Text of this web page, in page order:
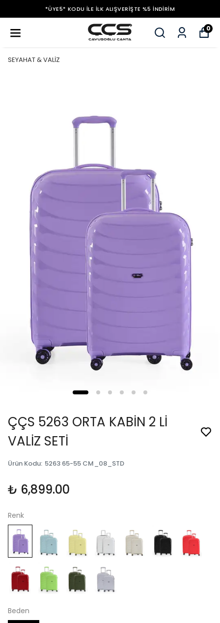
*ÜYE5* KODU ILE İLK ALIŞVERIŞTE %5 İNDIRIM
0
SEYAHAT & VALİZ
ÇÇS 5263 ORTA KABİN 2 Lİ
VALİZ SETİ
Ürün Kodu: 5263 65-55 CM_08_STD
₺ 6,899.00
Renk
Beden